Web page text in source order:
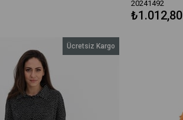
20241492
₺1.012,80
Ücretsiz Kargo